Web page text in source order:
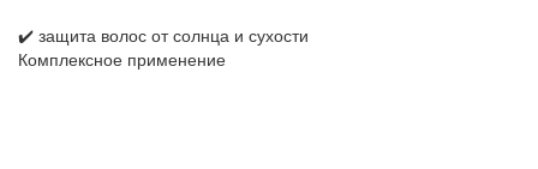
✔️ защита волос от солнца и сухости
Комплексное применение